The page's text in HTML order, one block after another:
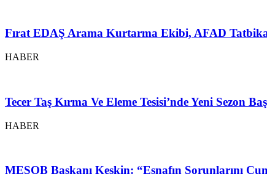
Fırat EDAŞ Arama Kurtarma Ekibi, AFAD
HABER
Tecer Taş Kırma Ve Eleme Tesisi’nde Yeni Sezon
HABER
MESOB Başkanı Keskin: “Esnafın Sorunlarını